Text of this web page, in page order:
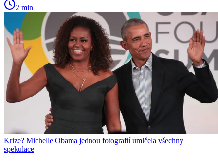
2 min
Krize? Michelle Obama jednou fotografií umlčela všechny
spekulace